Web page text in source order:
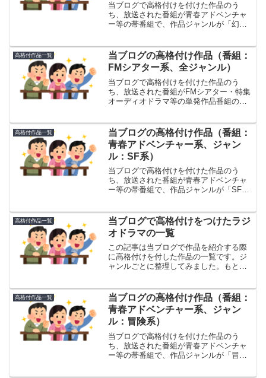
当ブログで高格付けを付けた作品のう
ち、放送された番組が青春アドベンチャ
ー等の帯番組で、作品ジャンルが「幻想
までブログ主個人の感想にすぎないこと
はご了解ください。
高格付作品一覧
当ブログの高格付け作品（番組：
FMシアター系、全ジャンル）
当ブログで高格付けを付けた作品のう
ち、放送された番組がFMシアター・特集
オーディオドラマ等の単発作品番組のも
高格付作品一覧
当ブログの高格付け作品（番組：
青春アドベンチャー系、ジャン
ル：SF系）
当ブログで高格付けを付けた作品のう
ち、放送された番組が青春アドベンチャ
ー等の帯番組で、作品ジャンルが「SF
にすぎないことはご了解ください。
高格付作品一覧
当ブログで高格付けをつけたラジ
オドラマの一覧
この記事は当ブログで作品を紹介する際
に高格付けを付した作品の一覧です。ジ
ャンルごとに整理してみました。もとよ
す。趣味の違いとお考えいただき、ご容
赦いただけましたら幸いです。なお、私
個人の評価ではなくリスナーの皆様の評
価ということであれば、歴代ベスト作品
アンケートの投票結果、年ごとのアンケ
ートの投票結果、当ブログのページビュ
ー数の順位などをご覧ください。
高格付作品一覧
当ブログの高格付け作品（番組：
青春アドベンチャー系、ジャン
ル：冒険系）
当ブログで高格付けを付けた作品のう
ち、放送された番組が青春アドベンチャ
ー等の帯番組で、作品ジャンルが「冒険